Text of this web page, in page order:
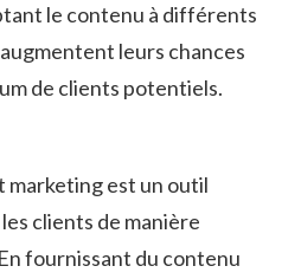
le contenu à différents
leurs chances
de⁤ clients potentiels.
marketing est un outil
⁣clients de manière
fournissant du contenu